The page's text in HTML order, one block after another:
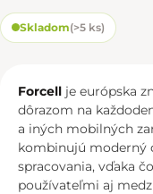
Skladom(>5 ks)
Forcell je európska
dôrazom na
a iných mobilných
kombinujú moderný
spracovania, vďaka
používateľmi aj